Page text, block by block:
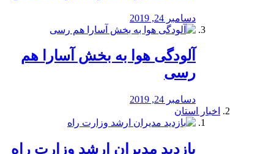
دسامبر 24, 2019
آلودگی هوا به بخش آسارا هم
رسی
دسامبر 24, 2019
اخبار استان
بازدید مدیران ارشد وزارت راه